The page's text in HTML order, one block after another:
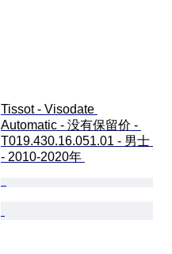
Tissot - Visodate
Automatic - 没有保留价 -
T019.430.16.051.01 - 男士
- 2010-2020年